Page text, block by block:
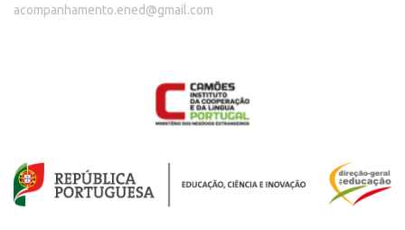
acompanhamento.ened@gmail.com